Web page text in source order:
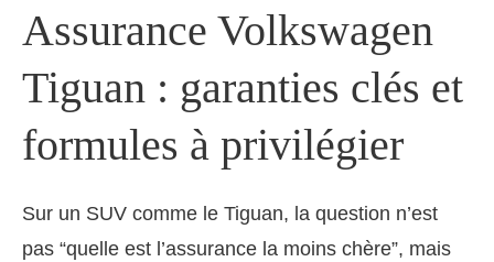
Assurance Volkswagen
Tiguan : garanties clés et
formules à privilégier
Sur un SUV comme le Tiguan, la question n’est
pas “quelle est l’assurance la moins chère”, mais